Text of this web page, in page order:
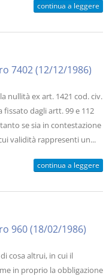
continua a leggere
7402 (12/12/1986)
nullità ex art. 1421 cod. civ.
dagli artt. 99 e 112
se sia in contestazione
validità rappresenti un...
continua a leggere
960 (18/02/1986)
cosa altrui, in cui il
in proprio la obbligazione